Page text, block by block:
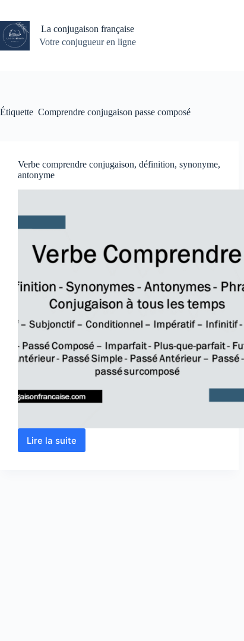
contenu
La conjugaison française
Votre conjugueur en ligne
Étiquette Comprendre conjugaison passe composé
Verbe comprendre conjugaison, définition, synonyme,
antonyme
Lire la suite
Verbe